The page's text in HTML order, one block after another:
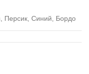
Персик, Синий, Бордо